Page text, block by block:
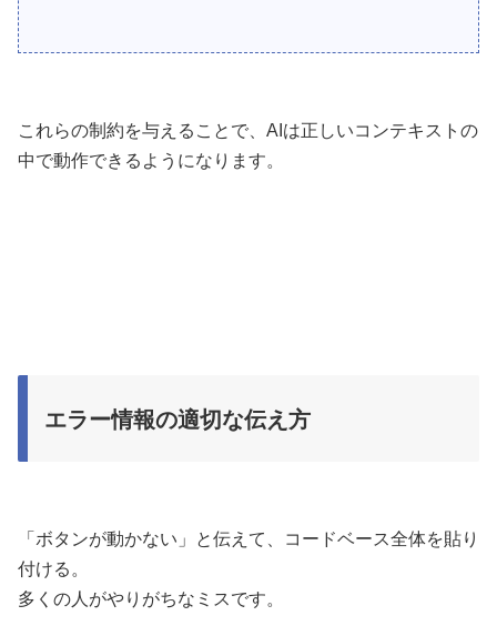
これらの制約を与えることで、AIは正しいコンテキストの
中で動作できるようになります。
エラー情報の適切な伝え方
「ボタンが動かない」と伝えて、コードベース全体を貼り
付ける。
多くの人がやりがちなミスです。